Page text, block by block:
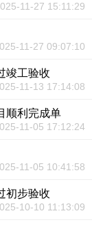
11-27 15:11:29
11-27 09:07:10
竣工验收
11-13 17:14:08
顺利完成单
11-05 17:12:24
11-05 10:41:58
初步验收
10-10 11:13:09